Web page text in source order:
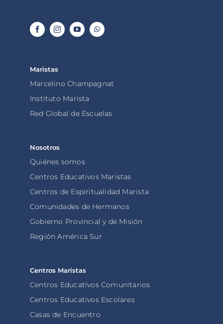
Maristas
Marcelino Champagnat
Instituto Marista
Red Global de Escuelas
Nosotros
Quiénes somos
Centros Educativos Maristas
Centros de Espiritualidad Marista
Comunidades de Hermanos
Gobierno Provincial y de Misión
Región América Sur
Centros Maristas
Centros Educativos Comunitarios
Centros Educativos Escolares
Casas de Encuentro